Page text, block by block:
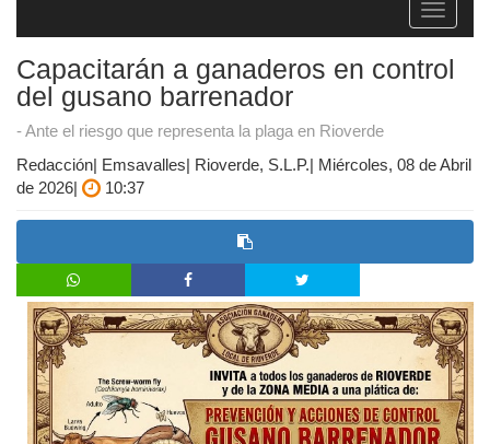
Toggle
Capacitarán a ganaderos en control
del gusano barrenador
- Ante el riesgo que representa la plaga en Rioverde
Redacción| Emsavalles| Rioverde, S.L.P.| Miércoles, 08 de Abril
de 2026|
10:37